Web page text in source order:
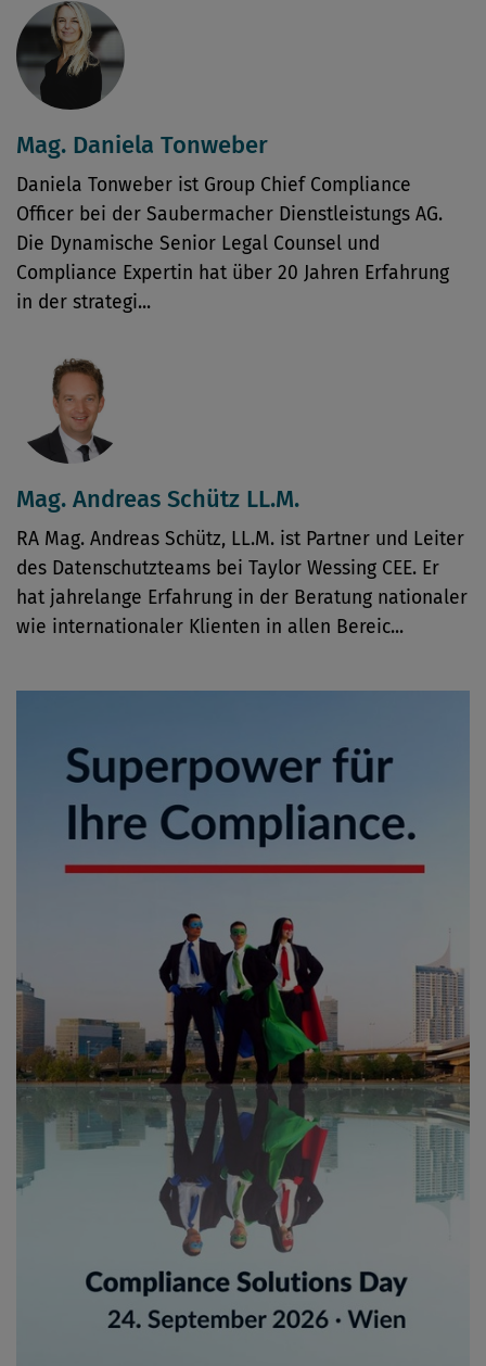
Mag. Daniela Tonweber
Daniela Tonweber ist Group Chief Compliance
Officer bei der Saubermacher Dienstleistungs AG.
Die Dynamische Senior Legal Counsel und
Compliance Expertin hat über 20 Jahren Erfahrung
in der strategi...
Mag. Andreas Schütz LL.M.
RA Mag. Andreas Schütz, LL.M. ist Partner und Leiter
des Datenschutzteams bei Taylor Wessing CEE. Er
hat jahrelange Erfahrung in der Beratung nationaler
wie internationaler Klienten in allen Bereic...